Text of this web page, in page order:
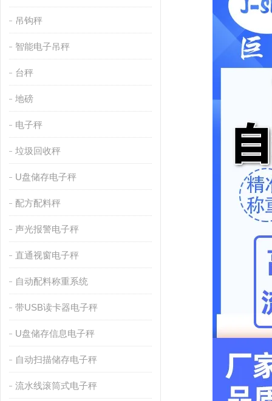
吊钩秤
智能电子吊秤
台秤
地磅
电子秤
垃圾回收秤
U盘储存电子秤
配方配料秤
声光报警电子秤
直通视窗电子秤
自动配料称重系统
带USB读卡器电子秤
U盘储存信息电子秤
自动扫描储存电子秤
流水线滚筒式电子秤